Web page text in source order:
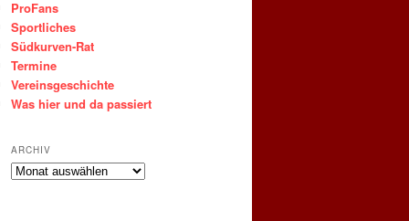
ProFans
Sportliches
Südkurven-Rat
Termine
Vereinsgeschichte
Was hier und da passiert
ARCHIV
ARCHIV